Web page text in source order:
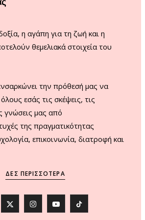
η αγάπη για τη ζωή και η
θεμελιακά στοιχεία του
την πρόθεσή μας να
εσάς τις σκέψεις, τις
γνώσεις μας από
της πραγματικότητας
επικοινωνία, διατροφή και
ΔΕΣ ΠΕΡΙΣΣΌΤΕΡΑ
X
I
Y
T